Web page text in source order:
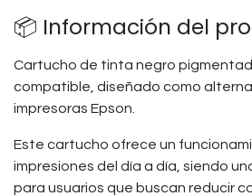
📦 Información del
Cartucho de tinta negro
compatible, diseñado como
impresoras Epson.
Este cartucho ofrece un
impresiones del día a día, siendo
para usuarios que buscan reducir